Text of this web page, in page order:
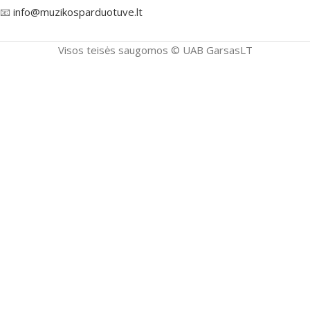
📧 info@muzikosparduotuve.lt
Visos teisės saugomos ©️ UAB GarsasLT